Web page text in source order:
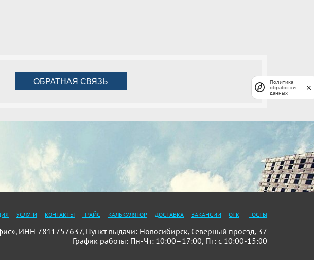
ОБРАТНАЯ СВЯЗЬ
УСЛУГИ КОНТАКТЫ ПРАЙС КАЛЬКУЛЯТОР ДОСТАВКА ВАКАНСИИ ОТК ГОСТЫ
ИНН 7811757637, Пункт выдачи: Новосибирск, Северный проезд, 37
График работы: Пн-Чт: 10:00–17:00, Пт: с 10:00-15:00
Политика
обработки
данных